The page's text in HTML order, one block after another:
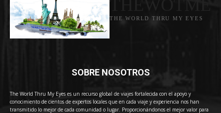
THE WORLD THRU MY EYES
SOBRE NOSOTROS
The World Thru My Eyes es un recurso global de viajes fortalecida con el apoyo y
conocimiento de cientos de expertos locales que en cada viaje y experiencia nos han
transmitido lo mejor de cada comunidad o lugar. Proporcionándonos el mejor valor para